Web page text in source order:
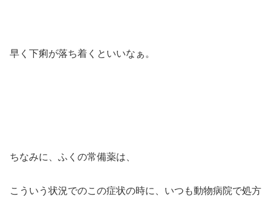
早く下痢が落ち着くといいなぁ。
ちなみに、ふくの常備薬は、
こういう状況でのこの症状の時に、いつも動物病院で処方